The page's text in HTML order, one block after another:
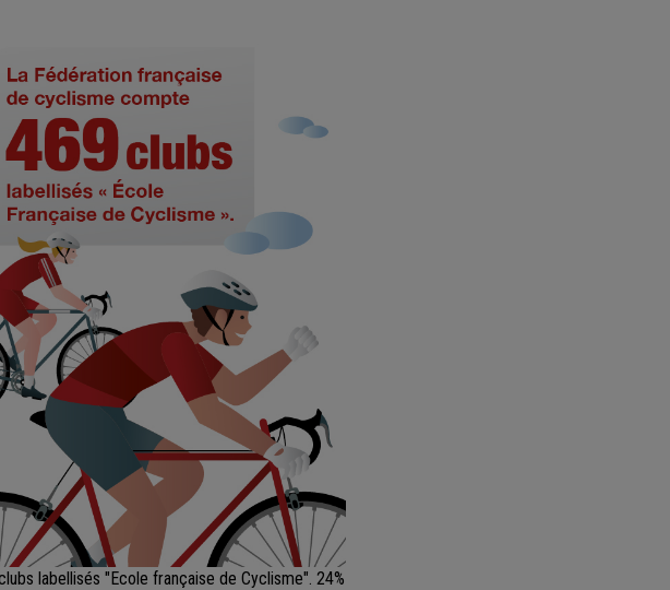
labellisés "Ecole française de Cyclisme". 24%